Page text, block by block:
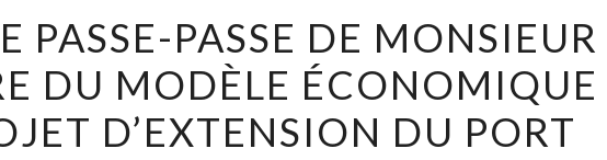
DE
PASSE-
PASSE
DE
PASSE-PASSE DE MONSIEUR
DU MODÈLE ÉCONOMIQUE
D’EXTENSION DU PORT